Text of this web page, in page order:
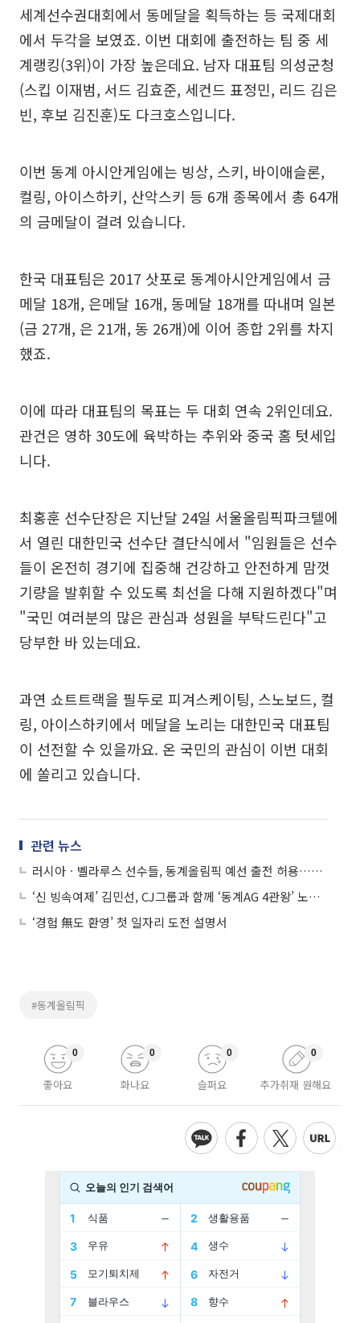
세계선수권대회에서 동메달을 획득하는 등 국제대회
에서 두각을 보였죠. 이번 대회에 출전하는 팀 중 세
계랭킹(3위)이 가장 높은데요. 남자 대표팀 의성군청
(스킵 이재범, 서드 김효준, 세컨드 표정민, 리드 김은
빈, 후보 김진훈)도 다크호스입니다.
이번 동계 아시안게임에는 빙상, 스키, 바이애슬론,
컬링, 아이스하키, 산악스키 등 6개 종목에서 총 64개
의 금메달이 걸려 있습니다.
한국 대표팀은 2017 삿포로 동계아시안게임에서 금
메달 18개, 은메달 16개, 동메달 18개를 따내며 일본
(금 27개, 은 21개, 동 26개)에 이어 종합 2위를 차지
했죠.
이에 따라 대표팀의 목표는 두 대회 연속 2위인데요.
관건은 영하 30도에 육박하는 추위와 중국 홈 텃세입
니다.
최홍훈 선수단장은 지난달 24일 서울올림픽파크텔에
서 열린 대한민국 선수단 결단식에서 "임원들은 선수
들이 온전히 경기에 집중해 건강하고 안전하게 맘껏
기량을 발휘할 수 있도록 최선을 다해 지원하겠다"며
"국민 여러분의 많은 관심과 성원을 부탁드린다"고
당부한 바 있는데요.
과연 쇼트트랙을 필두로 피겨스케이팅, 스노보드, 컬
링, 아이스하키에서 메달을 노리는 대한민국 대표팀
이 선전할 수 있을까요. 온 국민의 관심이 이번 대회
에 쏠리고 있습니다.
관련 뉴스
러시아ㆍ벨라루스 선수들, 동계올림픽 예선 출전 허용…조건은 '개인 자격'
‘신 빙속여제’ 김민선, CJ그룹과 함께 ‘동계AG 4관왕’ 노린다
‘경험 無도 환영’ 첫 일자리 도전 설명서
#동계올림픽
좋아요
0
화나요
0
슬퍼요
0
추가취재 원해요
0